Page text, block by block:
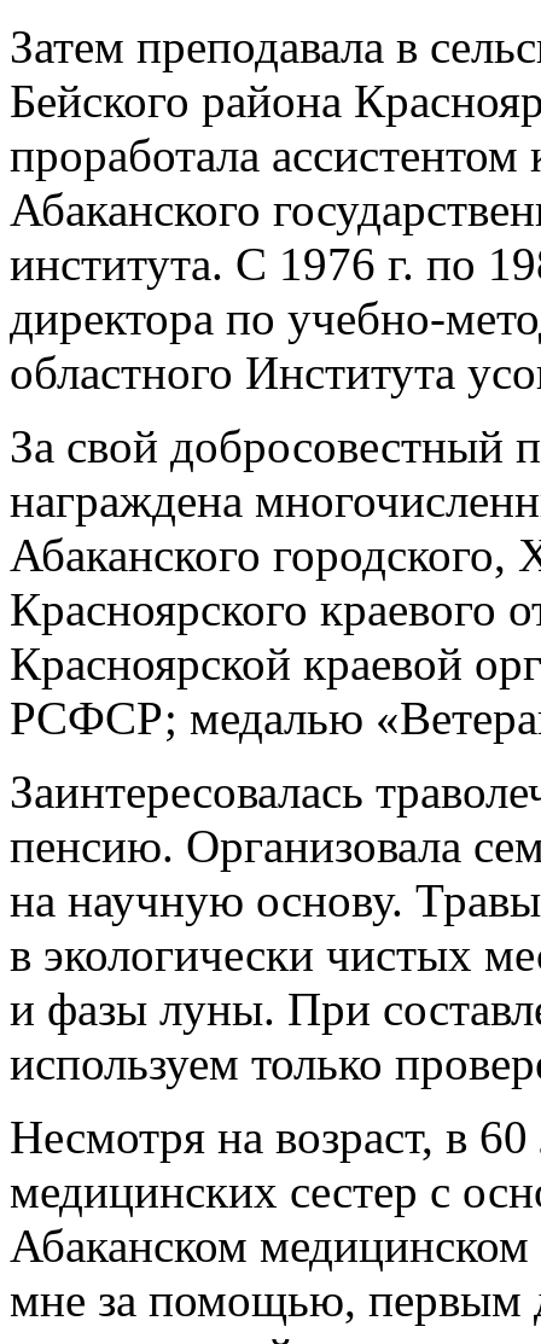
Затем преподавала в
Бейского района
проработала
Абаканского
института. С 1976 г. по
директора по учебно-
областного Института
За свой добросовестный
награждена
Абаканского городского,
Красноярского краевого
Красноярской краевой
РСФСР; медалью
Заинтересовалась
пенсию. Организовала
на научную основу.
в экологически чистых
и фазы луны. При
используем только
Несмотря на возраст, в
медицинских сестер с
Абаканском
мне за помощью, первым